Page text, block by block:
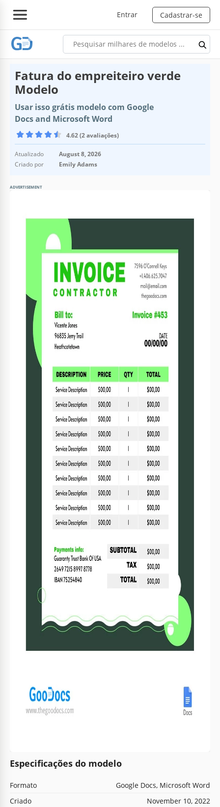
Entrar Cadastrar-se
Fatura do empreiteiro verde
Modelo
Usar isso grátis modelo com Google
Docs and Microsoft Word
4.62 (2 avaliações)
Atualizado
August 8, 2026
Criado por
Emily Adams
ADVERTISEMENT
Especificações do modelo
Formato
Google Docs, Microsoft Word
Criado
November 10, 2022